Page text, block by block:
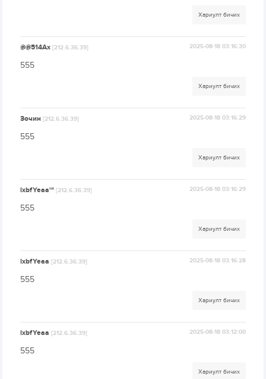
Хариулт бичих
@@514Ax[212.6.36.39] 2025-08-18 03:16:30
555
Хариулт бичих
Зочин[212.6.36.39] 2025-08-18 03:16:29
555
Хариулт бичих
lxbfYeaa'"[212.6.36.39] 2025-08-18 03:16:29
555
Хариулт бичих
lxbfYeaa[212.6.36.39] 2025-08-18 03:16:28
555
Хариулт бичих
lxbfYeaa[212.6.36.39] 2025-08-18 03:12:00
555
Хариулт бичих